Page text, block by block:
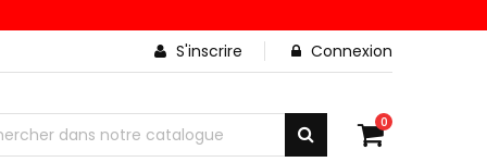
S'inscrire
Connexion
0